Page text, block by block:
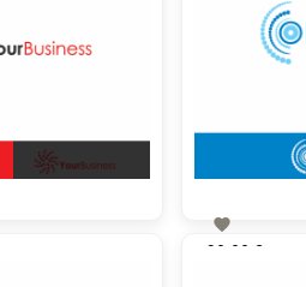

90,00 €